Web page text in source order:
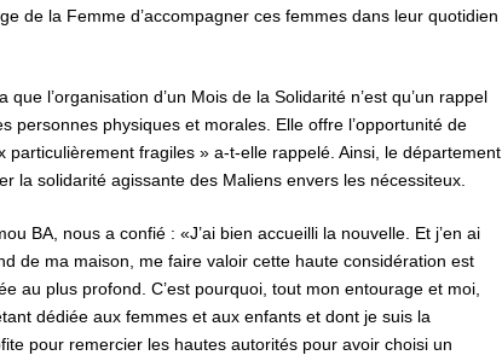
de la Femme d’accompagner ces femmes dans leur quotidien
l’organisation d’un Mois de la Solidarité n’est qu’un rappel
personnes physiques et morales. Elle offre l’opportunité de
fragiles » a-t-elle rappelé. Ainsi, le département
la solidarité agissante des Maliens envers les nécessiteux.
BA, nous a confié : «J’ai bien accueilli la nouvelle. Et j’en ai
de ma maison, me faire valoir cette haute considération est
au plus profond. C’est pourquoi, tout mon entourage et moi,
dédiée aux femmes et aux enfants et dont je suis la
pour remercier les hautes autorités pour avoir choisi un